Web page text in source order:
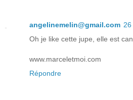
angelinemelin@gmail.com 26
Oh je like cette jupe, elle est
www.marceletmoi.com
Répondre